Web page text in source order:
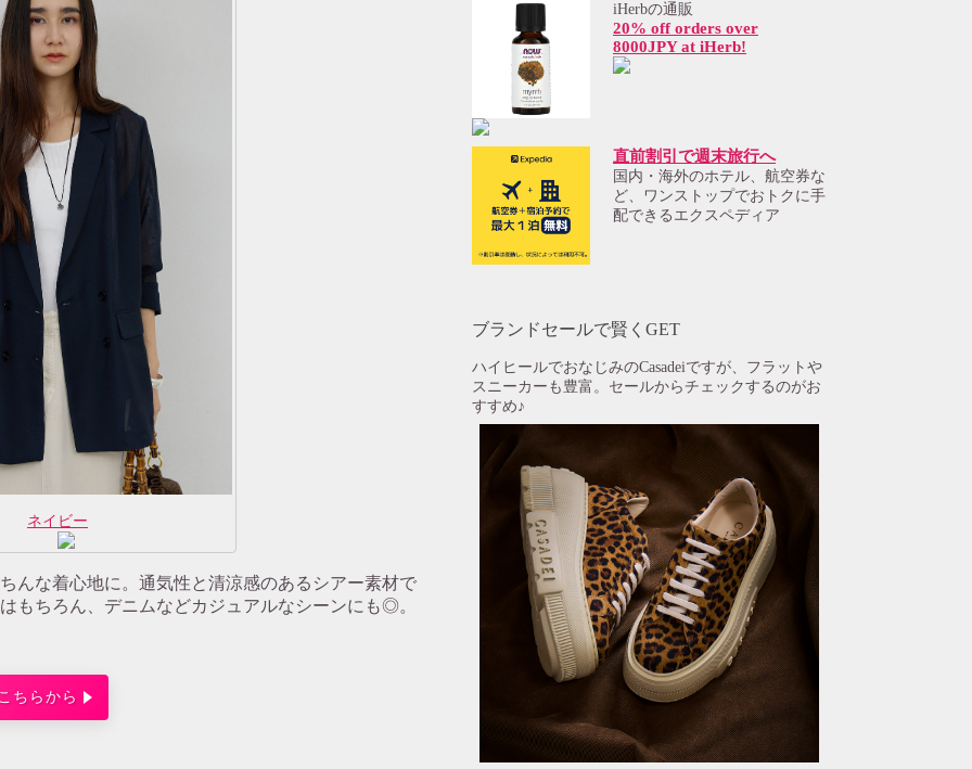
ネイビー
んな着心地に。通気性と清涼感のあるシアー素材で
もちろん、デニムなどカジュアルなシーンにも◎。
ちらから
iHerbの通販
20% off orders over
8000JPY at iHerb!
直前割引で週末旅行へ
国内・海外のホテル、航空券な
ど、ワンストップでおトクに手
配できるエクスペディア
ブランドセールで賢くGET
ハイヒールでおなじみのCasadeiですが、フラットや
スニーカーも豊富。セールからチェックするのがお
すすめ♪